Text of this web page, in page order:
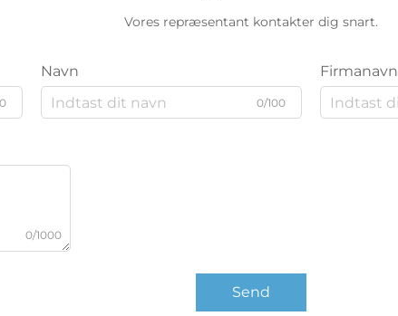
Vores repræsentant kontakter dig snart.
Navn
0/100
Firmanavn
0/1000
Send